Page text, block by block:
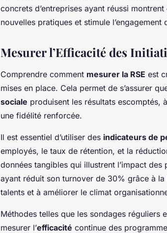
concrets d’entreprises ayant réussi
nouvelles pratiques et stimule
Mesurer l’Efficacité des
Comprendre comment mesurer la RSE est
mises en place. Cela permet de s’assurer
sociale produisent les résultats escomptés,
une fidélité renforcée.
Il est essentiel d’utiliser des indicateurs de
employés, le taux de rétention, et la
données tangibles qui illustrent l’impact
ayant réduit son turnover de 30% grâce à
talents et à améliorer le climat
Méthodes telles que les sondages
mesurer l’efficacité continue des